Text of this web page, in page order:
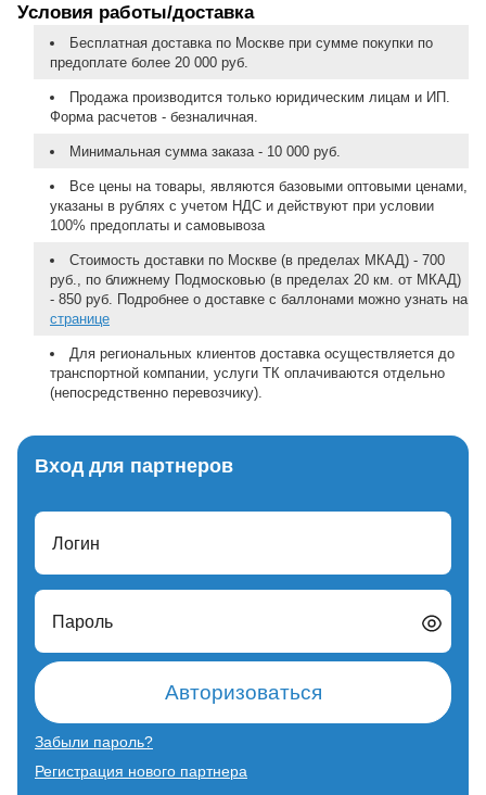
Условия работы/доставка
Бесплатная доставка по Москве при сумме покупки по
предоплате более 20 000 руб.
Продажа производится только юридическим лицам и ИП.
Форма расчетов - безналичная.
Минимальная сумма заказа - 10 000 руб.
Все цены на товары, являются базовыми оптовыми ценами,
указаны в рублях с учетом НДС и действуют при условии
100% предоплаты и самовывоза
Стоимость доставки по Москве (в пределах МКАД) - 700
руб., по ближнему Подмосковью (в пределах 20 км. от МКАД)
- 850 руб. Подробнее о доставке с баллонами можно узнать на
странице
Для региональных клиентов доставка осуществляется до
транспортной компании, услуги ТК оплачиваются отдельно
(непосредственно перевозчику).
Вход для партнеров
Логин
Пароль
Авторизоваться
Забыли пароль?
Регистрация нового партнера